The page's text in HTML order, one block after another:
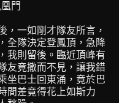
門
，一如剛才隊友所言，
全隊決定登鳳頂，急降
我則留後。臨近頂峰有
友竟撒而不見，讓我錯
坐巴士回東涌，竟於巴
間差竟得花上如斯力